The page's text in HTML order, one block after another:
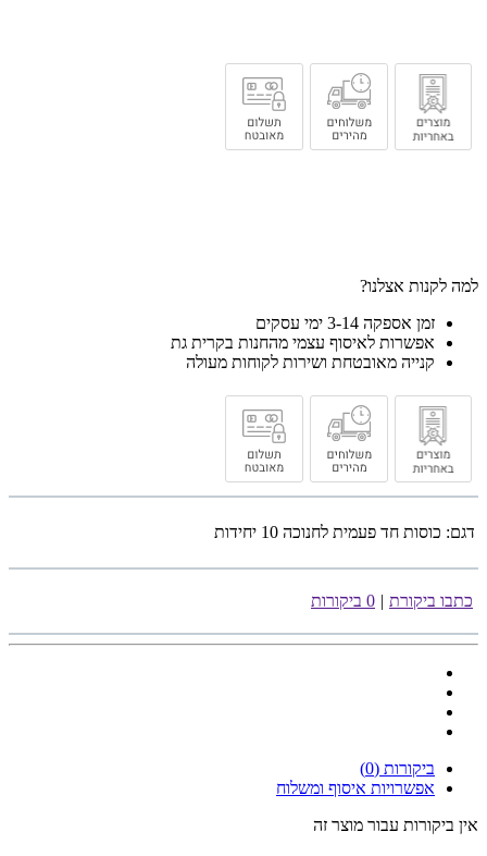
למה לקנות אצלנו?
זמן אספקה 3-14 ימי עסקים
אפשרות לאיסוף עצמי מהחנות בקרית גת
קנייה מאובטחת ושירות לקוחות מעולה
דגם: כוסות חד פעמית לחנוכה 10 יחידות
כתבו ביקורת | 0 ביקורות
ביקורות (0)
אפשרויות איסוף ומשלוח
אין ביקורות עבור מוצר זה